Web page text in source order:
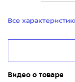
Все
Видео о товаре